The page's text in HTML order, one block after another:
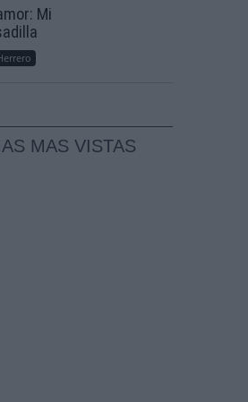
Mi
MAS VISTAS